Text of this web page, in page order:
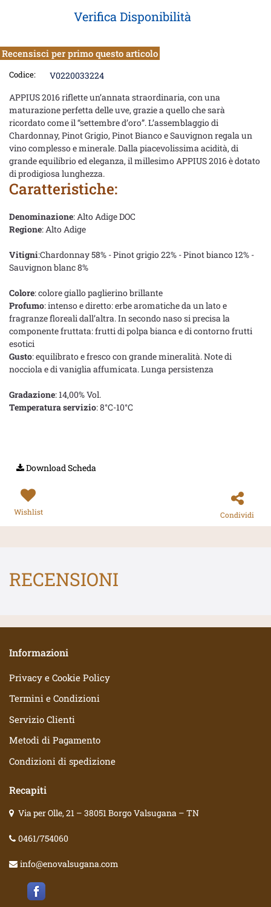
Verifica Disponibilità
Recensisci per primo questo articolo
Codice:
V0220033224
APPIUS 2016 riflette un’annata straordinaria, con una
maturazione perfetta delle uve, grazie a quello che sarà
ricordato come il “settembre d’oro”. L’assemblaggio di
Chardonnay, Pinot Grigio, Pinot Bianco e Sauvignon regala un
vino complesso e minerale. Dalla piacevolissima acidità, di
grande equilibrio ed eleganza, il millesimo APPIUS 2016 è dotato
di prodigiosa lunghezza.
Caratteristiche:
Denominazione: Alto Adige DOC
Regione: Alto Adige
Vitigni:Chardonnay 58% - Pinot grigio 22% - Pinot bianco 12% -
Sauvignon blanc 8%
Colore: colore giallo paglierino brillante
Profumo: intenso e diretto: erbe aromatiche da un lato e
fragranze floreali dall’altra. In secondo naso si precisa la
componente fruttata: frutti di polpa bianca e di contorno frutti
esotici
Gusto: equilibrato e fresco con grande mineralità. Note di
nocciola e di vaniglia affumicata. Lunga persistenza
Gradazione: 14,00% Vol.
Temperatura servizio: 8°C-10°C
Download Scheda
Wishlist Condividi
RECENSIONI
Informazioni
Privacy e Cookie Policy
Termini e Condizioni
Servizio Clienti
Metodi di Pagamento
Condizioni di spedizione
Recapiti
Via per Olle, 21 – 38051 Borgo Valsugana – TN
0461/754060
info@enovalsugana.com